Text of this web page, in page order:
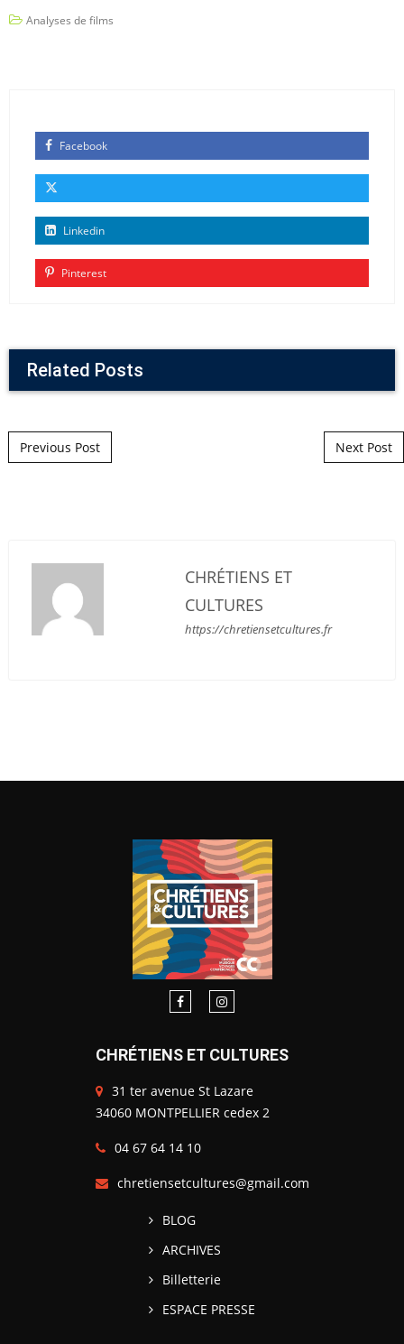
Analyses de films
Facebook
Linkedin
Pinterest
Related Posts
Post navigation
Previous Post Next Post
CHRÉTIENS ET
CULTURES
https://chretiensetcultures.fr
CHRÉTIENS ET CULTURES
31 ter avenue St Lazare
34060 MONTPELLIER cedex 2
04 67 64 14 10
chretiensetcultures@gmail.com
BLOG
ARCHIVES
Billetterie
ESPACE PRESSE